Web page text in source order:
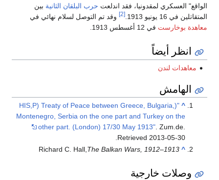
الواقع" العسكري لمقدونيا، فقد اندلعت حرب البلقان الثانية بين
المتقاتلين في 16 يونيو 1913.
[2]
وقد تم التوصل لسلام نهائي في
معاهدة بوخارست في 12 أغسطس 1913.
انظر أيضاً
معاهدات لندن
الهامش
^
"(HIS,P) Treaty of Peace between Greece, Bulgaria,
Montenegro, Serbia on the one part and Turkey on the
other part. (London) 17/30 May 1913". Zum.de.
Retrieved2013-05-30
.
^
Richard C. Hall, The Balkan Wars, 1912–1913
وصلات خارجية